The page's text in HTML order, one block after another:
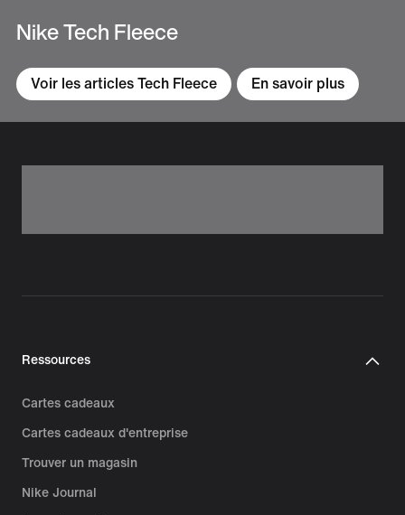
Nike Tech Fleece
Voir les articles Tech Fleece En savoir plus
Ressources
Cartes cadeaux
Cartes cadeaux d'entreprise
Trouver un magasin
Nike Journal